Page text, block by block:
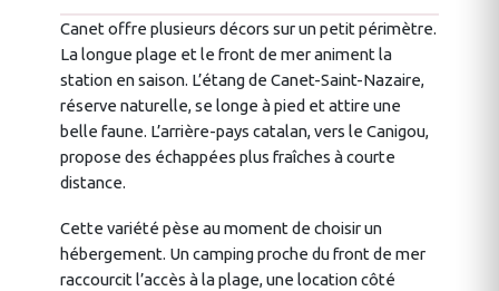
Canet offre plusieurs décors sur un petit périmètre.
La longue plage et le front de mer animent la
station en saison. L’étang de Canet-Saint-Nazaire,
réserve naturelle, se longe à pied et attire une
belle faune. L’arrière-pays catalan, vers le Canigou,
propose des échappées plus fraîches à courte
distance.
Cette variété pèse au moment de choisir un
hébergement. Un camping proche du front de mer
raccourcit l’accès à la plage, une location côté